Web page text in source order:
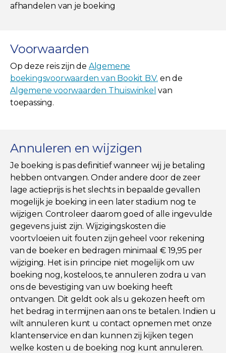
afhandelen van je boeking
Voorwaarden
Op deze reis zijn de Algemene
boekingsvoorwaarden van Bookit B.V. en de
Algemene voorwaarden Thuiswinkel van
toepassing.
Annuleren en wijzigen
Je boeking is pas definitief wanneer wij je betaling
hebben ontvangen. Onder andere door de zeer
lage actieprijs is het slechts in bepaalde gevallen
mogelijk je boeking in een later stadium nog te
wijzigen. Controleer daarom goed of alle ingevulde
gegevens juist zijn. Wijzigingskosten die
voortvloeien uit fouten zijn geheel voor rekening
van de boeker en bedragen minimaal € 19,95 per
wijziging. Het is in principe niet mogelijk om uw
boeking nog, kosteloos, te annuleren zodra u van
ons de bevestiging van uw boeking heeft
ontvangen. Dit geldt ook als u gekozen heeft om
het bedrag in termijnen aan ons te betalen. Indien u
wilt annuleren kunt u contact opnemen met onze
klantenservice en dan kunnen zij kijken tegen
welke kosten u de boeking nog kunt annuleren.